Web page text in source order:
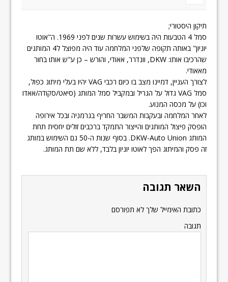
תיקון היסטורי;
סמל 4 הטבעות היה בשימוש עשרות שנים לפני 1969. ה"אוטו
יוניון" באותה תקופה שלפני המלחמה עוד היה מפוצל ל4 המותגים
שהרכיבו אותו: DKW, וונדרר, אאודי, והורש – כן ע"ש אותו בחור
מאאודי.
לצורך העניין, דמיינו מצב בו כיום רכבי VAG יהיו בעלי מיתוג כפול,
סמל VAG גדול על הגריל ובמקביל סמל המותג (סיאט/סקודה/אאדו
וכו) על מכסה המנוע.
לאחר המלחמה ובעקבות המשבר החריף בגרמניה ובכל אירופה
הופסק פיצול המותגים והייצור התמקד ברכבים זולים יחסית תחת
המותג DKW-Auto Union. בסוף שנות ה-50 גם השימוש במותג
זה פסק והמיתוג הפך לאוטו יוניון בלבד, ללא שם תת המותג.
השאר תגובה
כתובת האימייל שלך לא תפורסם
תגובה